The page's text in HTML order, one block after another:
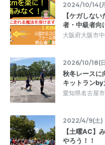
2024/10/14(
【ケガしな
者・中級者向
大阪府大阪市
2026/10/18(
秋冬レース
キットラン
愛知県名古屋
2022/4/9(土)
【土曜AC】
やろう！！